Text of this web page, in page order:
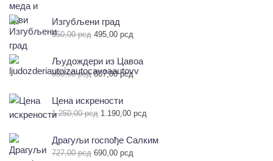
била:
600,00 рсд.
Изгубљени град
550,00рсд Оригинална
била:
550,00 рсд.
495,00 рсд
495,00 рсд.
Људождери из Цавоа
850,00рсд Оригинална
850,00 рсд.
807,00рсдТренутна
Цена искрености
1.250,00рсд Оригинална
била:
1.250,00 рсд.
1.190,00 рсд
Драгуљи госпође Салким
727,00рсд Оригинална
690,00 рсд